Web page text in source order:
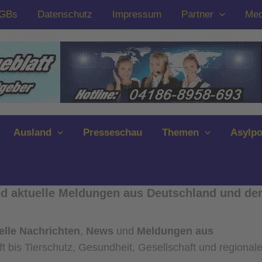
Datenschutz Impressum Partner
Ausland Presseschau Themen
aktuelle Meldungen aus Deutschland und der
Nachrichten, News und Meldungen aus
bis Tierschutz, Gesundheit, Gesellschaft und